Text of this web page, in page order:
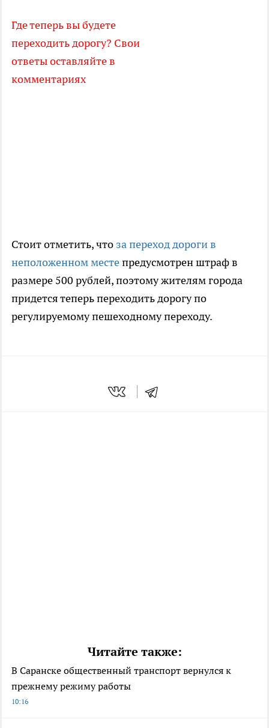
Где теперь вы будете
переходить дорогу? Свои
ответы оставляйте в
комментариях
Стоит отметить, что за переход дороги в
неположенном местепредусмотрен штраф в
размере 500 рублей, поэтому жителям города
придется теперь переходить дорогу по
регулируемому пешеходному переходу.
Читайте также:
В Саранске общественный транспорт вернулся к
прежнему режиму работы
10:16